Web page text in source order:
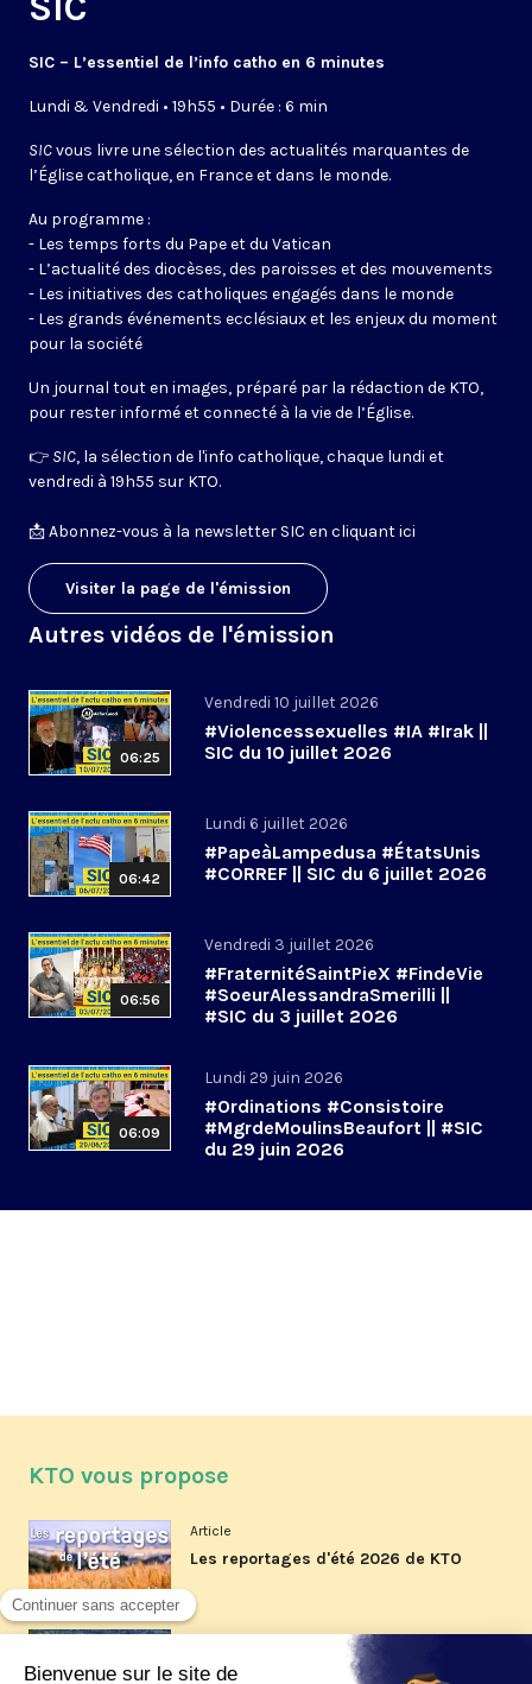
SIC – L’essentiel de l’info catho en 6 minutes
Lundi & Vendredi • 19h55 • Durée : 6 min
SICvous livre une sélection des actualités marquantes de
l’Église catholique, en France et dans le monde.
Au programme :
- Les temps forts du Pape et du Vatican
- L’actualité des diocèses, des paroisses et des mouvements
- Les initiatives des catholiques engagés dans le monde
- Les grands événements ecclésiaux et les enjeux du moment
pour la société
Un journal tout en images, préparé par la rédaction de KTO,
pour rester informé et connecté à la vie de l’Église.
👉 SIC, la sélection de l'info catholique, chaque lundi et
vendredi à 19h55 sur KTO.
📩Abonnez-vous à la newsletter SIC en cliquant ici
Visiter la page de l'émission
Autres vidéos de l'émission
06:25
Vendredi 10 juillet 2026
#Violencessexuelles #IA #Irak ||
SIC du 10 juillet 2026
06:42
Lundi 6 juillet 2026
#PapeàLampedusa #ÉtatsUnis
#CORREF || SIC du 6 juillet 2026
06:56
Vendredi 3 juillet 2026
#FraternitéSaintPieX #FindeVie
#SoeurAlessandraSmerilli ||
#SIC du 3 juillet 2026
06:09
Lundi 29 juin 2026
#Ordinations #Consistoire
#MgrdeMoulinsBeaufort || #SIC
du 29 juin 2026
KTO vous propose
Article
Les reportages d'été 2026 de KTO
La visite pastorale du pape Léon